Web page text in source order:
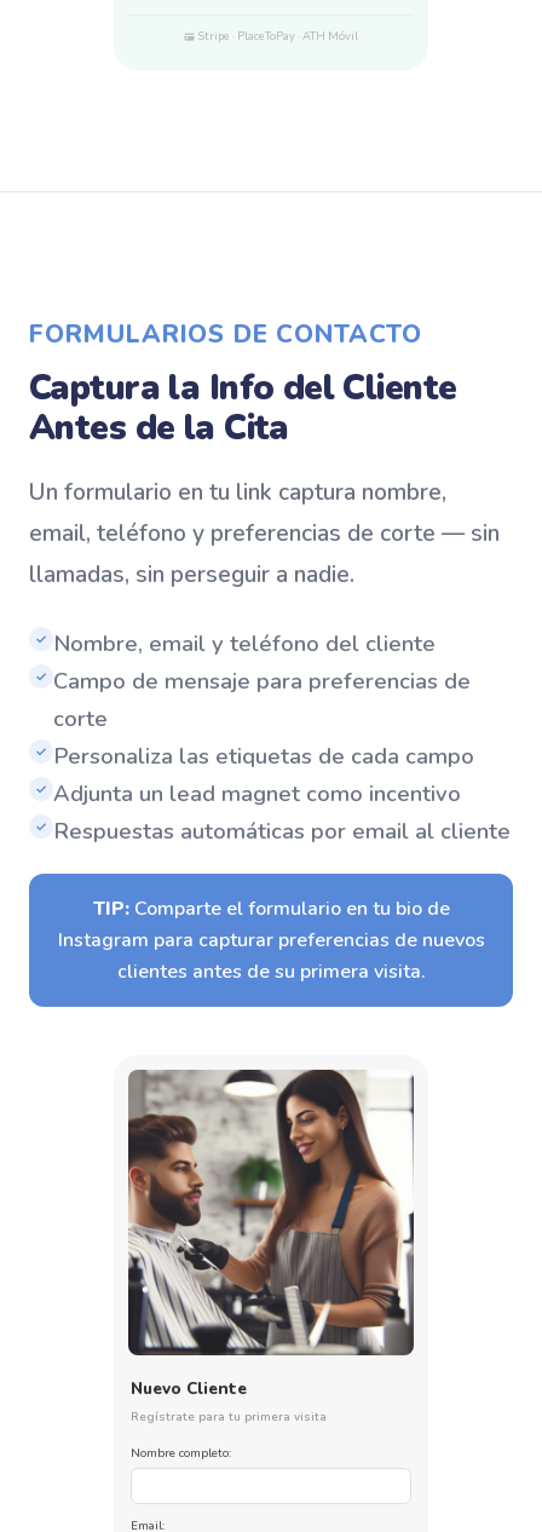
Stripe · PlaceToPay · ATH Móvil
FORMULARIOS DE CONTACTO
Captura la Info del Cliente
Antes de la Cita
Un formulario en tu link captura nombre,
email, teléfono y preferencias de corte — sin
llamadas, sin perseguir a nadie.
✓ Nombre, email y teléfono del cliente
✓ Campo de mensaje para preferencias de
corte
✓ Personaliza las etiquetas de cada campo
✓ Adjunta un lead magnet como incentivo
✓ Respuestas automáticas por email al cliente
TIP:Comparte el formulario en tu bio de
Instagram para capturar preferencias de nuevos
clientes antes de su primera visita.
Nuevo Cliente
Regístrate para tu primera visita
Nombre completo:
Email: